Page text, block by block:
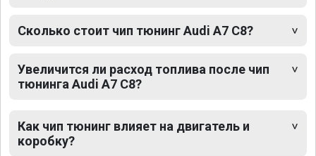
Сколько стоит чип тюнинг Audi A7 C8?
Увеличится ли расход топлива после чип
тюнинга Audi A7 C8?
Как чип тюнинг влияет на двигатель и
коробку?